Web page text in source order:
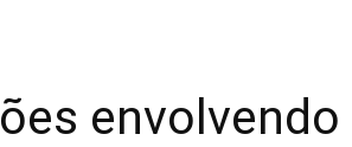
envolvendo